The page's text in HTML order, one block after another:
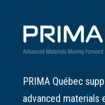
PRIMA Québec
advanced materials